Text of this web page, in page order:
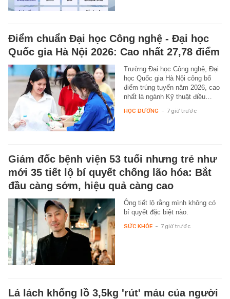
Điểm chuẩn Đại học Công nghệ - Đại học
Quốc gia Hà Nội 2026: Cao nhất 27,78 điểm
Trường Đại học Công nghệ, Đại
học Quốc gia Hà Nội công bố
điểm trúng tuyển năm 2026, cao
nhất là ngành Kỹ thuật điều…
HỌC ĐƯỜNG - 7 giờ trước
Giám đốc bệnh viện 53 tuổi nhưng trẻ như
mới 35 tiết lộ bí quyết chống lão hóa: Bắt
đầu càng sớm, hiệu quả càng cao
Ông tiết lộ rằng mình không có
bí quyết đặc biệt nào.
SỨC KHỎE - 7 giờ trước
Lá lách khổng lồ 3,5kg 'rút' máu của người